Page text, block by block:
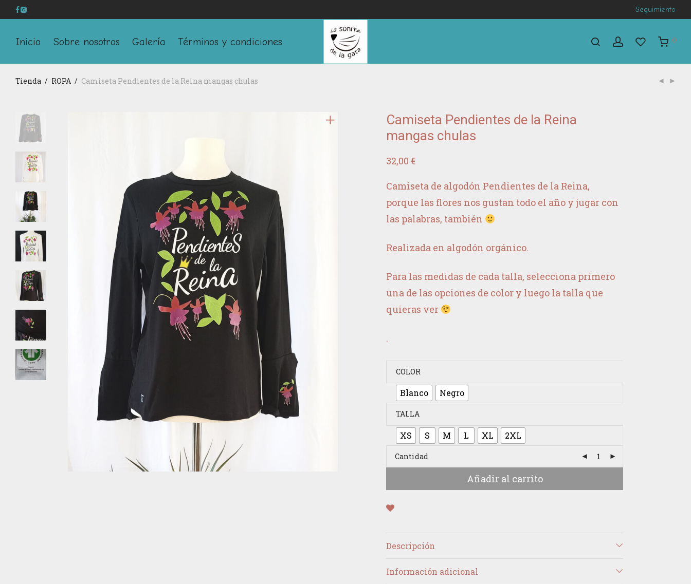
Seguimiento
Inicio Sobre nosotros Galería Términos y condiciones 0
Tienda / ROPA / Camiseta Pendientes de la Reina mangas chulas
Camiseta Pendientes de la Reina
mangas chulas
32,00 €
Camiseta de algodón Pendientes de la Reina,
porque las flores nos gustan todo el año y jugar con
las palabras, también
Realizada en algodón orgánico.
Para las medidas de cada talla, selecciona primero
una de las opciones de color y luego la talla que
quieras ver
.
COLOR
Blanco Negro
TALLA
XS S M L XL 2XL
Cantidad
Añadir al carrito
Descripción
Información adicional